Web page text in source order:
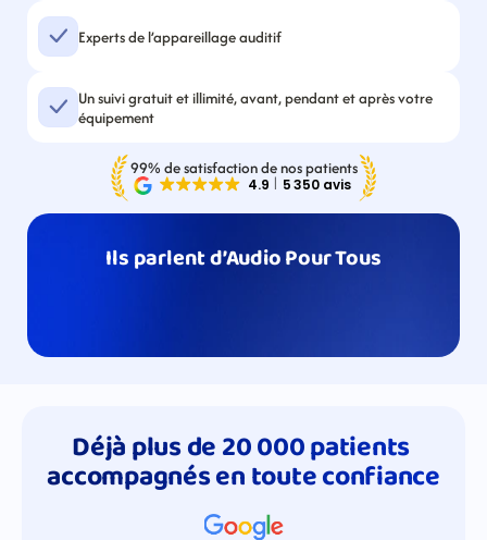
Experts de l’appareillage auditif
Un suivi gratuit et illimité, avant, pendant et après votre
équipement
99% de satisfaction de nos patients
Ils parlent d’Audio Pour Tous
Déjà plus de 20 000 patients
accompagnés en toute confiance